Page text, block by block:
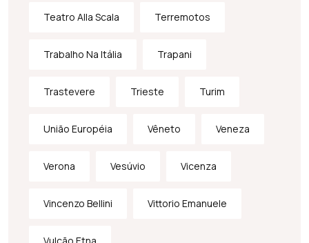
Teatro Alla Scala Terremotos
Trabalho Na Itália Trapani
Trastevere Trieste Turim
União Européia Vêneto Veneza
Verona Vesúvio Vicenza
Vincenzo Bellini Vittorio Emanuele